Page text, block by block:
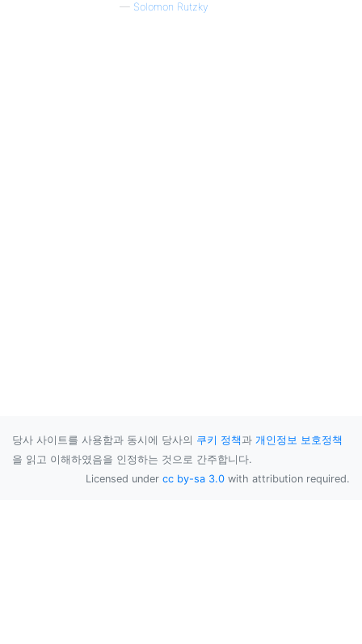
— Solomon Rutzky
당사 사이트를 사용함과 동시에 당사의 쿠키 정책과 개인정보 보호정책
을 읽고 이해하였음을 인정하는 것으로 간주합니다.
Licensed under cc by-sa 3.0 with attribution required.